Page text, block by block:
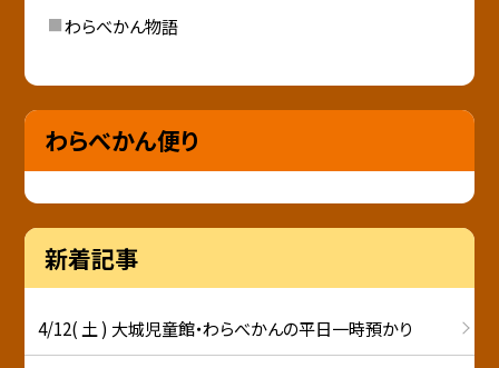
わらべかん物語
わらべかん便り
新着記事
4/12( 土 ) 大城児童館・わらべかんの平日一時預かり